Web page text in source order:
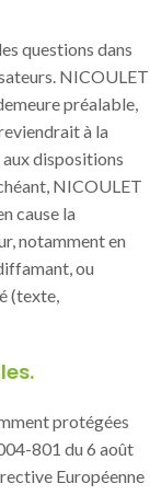
questions dans
NICOULET
préalable,
à la
dispositions
NICOULET
cause la
notamment en
ou
(texte,
protégées
801 du 6 août
Européenne